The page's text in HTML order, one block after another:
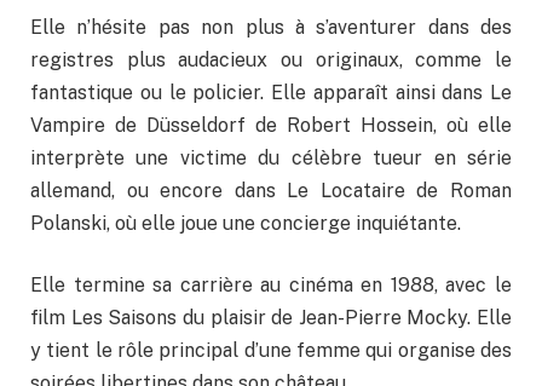
Elle n’hésite pas non plus à s’aventurer dans des
registres plus audacieux ou originaux, comme le
fantastique ou le policier. Elle apparaît ainsi dans Le
Vampire de Düsseldorf de Robert Hossein, où elle
interprète une victime du célèbre tueur en série
allemand, ou encore dans Le Locataire de Roman
Polanski, où elle joue une concierge inquiétante.
Elle termine sa carrière au cinéma en 1988, avec le
film Les Saisons du plaisir de Jean-Pierre Mocky. Elle
y tient le rôle principal d’une femme qui organise des